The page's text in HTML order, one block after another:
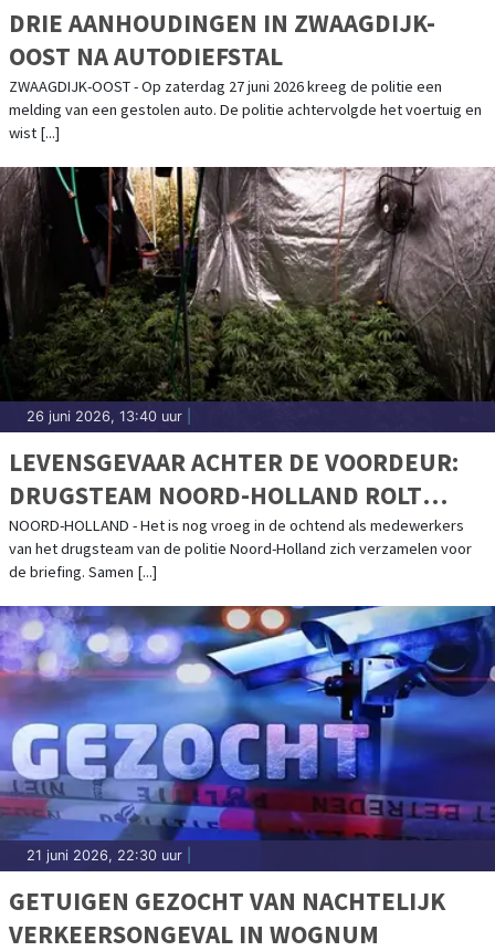
DRIE AANHOUDINGEN IN ZWAAGDIJK-
OOST NA AUTODIEFSTAL
ZWAAGDIJK-OOST - Op zaterdag 27 juni 2026 kreeg de politie een
melding van een gestolen auto. De politie achtervolgde het voertuig en
wist [...]
26 juni 2026, 13:40 uur
LEVENSGEVAAR ACHTER DE VOORDEUR:
DRUGSTEAM NOORD-HOLLAND ROLT
HENNEPKWEKERIJEN OP
NOORD-HOLLAND - Het is nog vroeg in de ochtend als medewerkers
van het drugsteam van de politie Noord-Holland zich verzamelen voor
de briefing. Samen [...]
21 juni 2026, 22:30 uur
GETUIGEN GEZOCHT VAN NACHTELIJK
VERKEERSONGEVAL IN WOGNUM